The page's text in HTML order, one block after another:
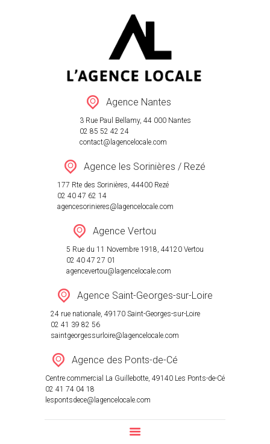
Agence Nantes
3 Rue Paul Bellamy, 44 000 Nantes
02 85 52 42 24
contact@lagencelocale.com
Agence les Sorinières / Rezé
177 Rte des Sorinières, 44400 Rezé
02 40 47 62 14
agencesorinieres@lagencelocale.com
Agence Vertou
5 Rue du 11 Novembre 1918, 44120 Vertou
02 40 47 27 01
agencevertou@lagencelocale.com
Agence Saint-Georges-sur-Loire
24 rue nationale, 49170 Saint-Georges-sur-Loire
02 41 39 82 56
saintgeorgessurloire@lagencelocale.com
Agence des Ponts-de-Cé
Centre commercial La Guillebotte, 49140 Les Ponts-de-Cé
02 41 74 04 18
lespontsdece@lagencelocale.com
VENTE
ESTIMATION
AGENCES
RÉSEAU
ACTUALITÉ
CONTACT